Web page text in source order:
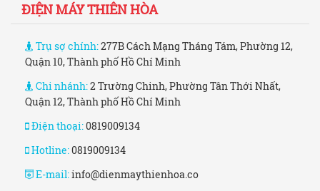
ĐIỆN MÁY THIÊN HÒA
Trụ sợ chính:277B Cách Mạng Tháng Tám, Phường 12,
Quận 10, Thành phố Hồ Chí Minh
Chi nhánh:2 Trường Chinh, Phường Tân Thới Nhất,
Quận 12, Thành phố Hồ Chí Minh
Điện thoại:0819009134
Hotline:0819009134
E-mail:info@dienmaythienhoa.co